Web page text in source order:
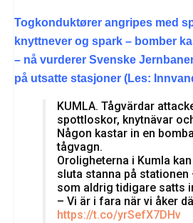
Togkonduktører angripes med
knyttnever og spark – bomber
– nå vurderer Svenske
på utsatte stasjoner (Les:
KUMLA. Tågvärdar
spottloskor, knytnävar
Någon kastar in en
tågvagn.
Oroligheterna i Kumla
sluta stanna på stationen
som aldrig tidigare satts
– Vi är i fara när vi åker
https://t.co/yrSefX7DHv